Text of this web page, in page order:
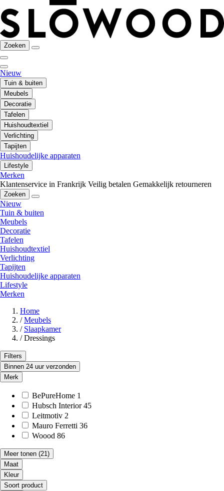
Zoeken
Nieuw
Tuin & buiten
Meubels
Decoratie
Tafelen
Huishoudtextiel
Verlichting
Tapijten
Huishoudelijke apparaten
Lifestyle
Merken
Klantenservice in Frankrijk Veilig betalen Gemakkelijk retourneren
Zoeken
Nieuw
Tuin & buiten
Meubels
Decoratie
Tafelen
Huishoudtextiel
Verlichting
Tapijten
Huishoudelijke apparaten
Lifestyle
Merken
Home
/ Meubels
/ Slaapkamer
/ Dressings
Filters
Binnen 24 uur verzonden
Merk
BePureHome 1
Hubsch Interior 45
Leitmotiv 2
Mauro Ferretti 36
Woood 86
Meer tonen (21)
Maat
Kleur
Soort product